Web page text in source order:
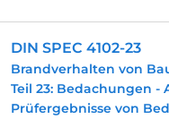
DIN SPEC 4102-23
Brandverhalten von
Teil 23: Bedachungen
Prüfergebnisse von